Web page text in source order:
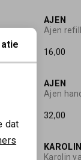
AJEN
Ajen
16,00
AJEN
32,00
Karolin
dat